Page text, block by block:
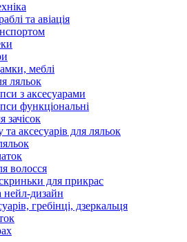
та авіація
меблі
ляльок
з аксесуарами
функціональні
зачісок
аксесуарів для ляльок
волосся
для прикрас
нейл-дизайн
гребінці, дзеркальця